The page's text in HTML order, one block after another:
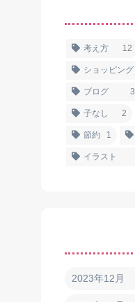
考え方 12
ショッピング
ブログ 3
子なし 2
節約 1
イラスト
2023年12月